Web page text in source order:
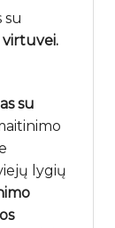
su
su
lygių